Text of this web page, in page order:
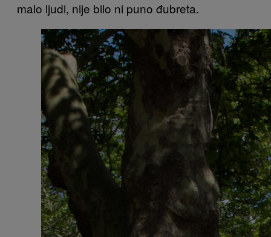
malo ljudi, nije bilo ni puno đubreta.